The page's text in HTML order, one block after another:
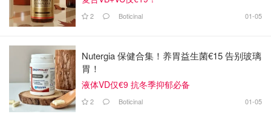
2 Boticinal 01-05
Nutergia 保健合集！养胃益生菌€15 告别玻璃
胃！
液体VD仅€9 抗冬季抑郁必备
2 Boticinal 01-05